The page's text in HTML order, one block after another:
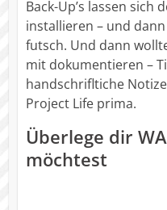
Back-Up’s lassen sich
installieren – und
futsch. Und dann
mit dokumentieren –
handschrifltiche
Project Life prima.
Überlege dir
möchtest